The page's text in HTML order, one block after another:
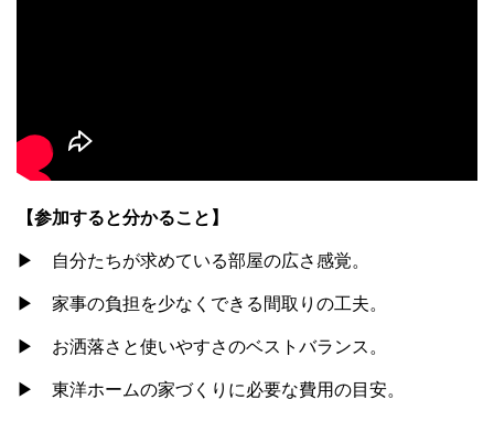
【参加すると分かること】
▶ 自分たちが求めている部屋の広さ感覚。
▶ 家事の負担を少なくできる間取りの工夫。
▶ お洒落さと使いやすさのベストバランス。
▶ 東洋ホームの家づくりに必要な費用の目安。